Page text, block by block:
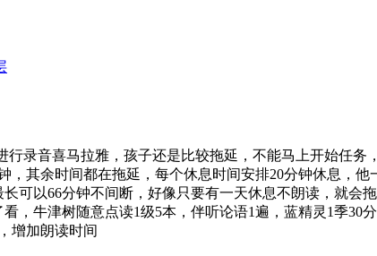
行录音喜马拉雅，孩子还是比较拖延，不能马上开始任
，其余时间都在拖延，每个休息时间安排20分钟休息，他
可以66分钟不间断，好像只要有一天休息不朗读，就会
，牛津树随意点读1级5本，伴听论语1遍，蓝精灵1季30
增加朗读时间